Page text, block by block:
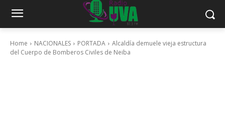
Home NACIONALES PORTADA
Alcaldía demuele vieja estructura
del Cuerpo de Bomberos Civiles de Neiba